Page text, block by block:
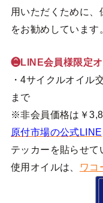
用いただくために
をお勧めしています
❷LINE会員様限定オ
・4サイクルオイ
まで
※非会員価格は￥
原付市場の公式LINE
テッカーを貼らせて
使用オイルは、
ワコ